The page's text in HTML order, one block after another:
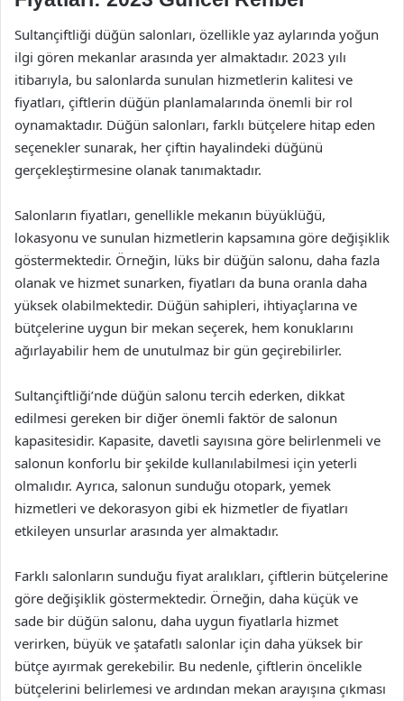
Sultançiftliği düğün salonları, özellikle yaz aylarında yoğun
ilgi gören mekanlar arasında yer almaktadır. 2023 yılı
itibarıyla, bu salonlarda sunulan hizmetlerin kalitesi ve
fiyatları, çiftlerin düğün planlamalarında önemli bir rol
oynamaktadır. Düğün salonları, farklı bütçelere hitap eden
seçenekler sunarak, her çiftin hayalindeki düğünü
gerçekleştirmesine olanak tanımaktadır.
Salonların fiyatları, genellikle mekanın büyüklüğü,
lokasyonu ve sunulan hizmetlerin kapsamına göre değişiklik
göstermektedir. Örneğin, lüks bir düğün salonu, daha fazla
olanak ve hizmet sunarken, fiyatları da buna oranla daha
yüksek olabilmektedir. Düğün sahipleri, ihtiyaçlarına ve
bütçelerine uygun bir mekan seçerek, hem konuklarını
ağırlayabilir hem de unutulmaz bir gün geçirebilirler.
Sultançiftliği’nde düğün salonu tercih ederken, dikkat
edilmesi gereken bir diğer önemli faktör de salonun
kapasitesidir. Kapasite, davetli sayısına göre belirlenmeli ve
salonun konforlu bir şekilde kullanılabilmesi için yeterli
olmalıdır. Ayrıca, salonun sunduğu otopark, yemek
hizmetleri ve dekorasyon gibi ek hizmetler de fiyatları
etkileyen unsurlar arasında yer almaktadır.
Farklı salonların sunduğu fiyat aralıkları, çiftlerin bütçelerine
göre değişiklik göstermektedir. Örneğin, daha küçük ve
sade bir düğün salonu, daha uygun fiyatlarla hizmet
verirken, büyük ve şatafatlı salonlar için daha yüksek bir
bütçe ayırmak gerekebilir. Bu nedenle, çiftlerin öncelikle
bütçelerini belirlemesi ve ardından mekan arayışına çıkması